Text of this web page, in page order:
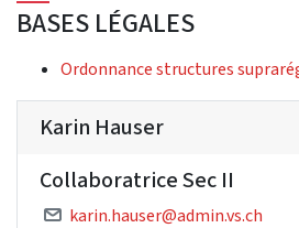
BASES LÉGALES
Ordonnance structures
Karin Hauser
Collaboratrice Sec II
karin.hauser@admin.vs.ch